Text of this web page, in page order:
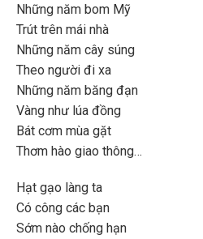
Những năm bom Mỹ
Trút trên mái nhà
Những năm cây súng
Theo người đi xa
Những năm băng đạn
Vàng như lúa đồng
Bát cơm mùa gặt
Thơm hào giao thông…
Hạt gạo làng ta
Có công các bạn
Sớm nào chống hạn